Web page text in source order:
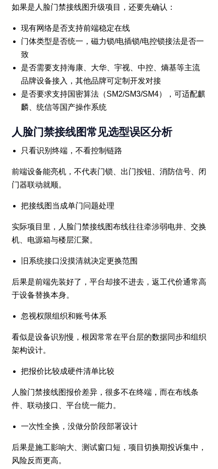
如果是人脸门禁接线图升级项目，还要先确认：
现有网络是否支持前端稳定在线
门体类型是否统一，磁力锁/电插锁/电控锁接法是否一
致
是否需要支持海康、大华、宇视、中控、熵基等主流
品牌设备接入，其他品牌可定制开发对接
是否要求支持国密算法（SM2/SM3/SM4），可适配麒
麟、统信等国产操作系统
人脸门禁接线图常见选型误区分析
只看识别终端，不看控制链路
前端设备能亮机，不代表门锁、出门按钮、消防信号、闭
门器联动就顺。
把接线图当成单门问题处理
实际项目里，人脸门禁接线图布线往往牵涉弱电井、交换
机、电源箱与楼层汇聚。
旧系统接口没摸清就决定更换范围
后果是前端先装好了，平台却接不进去，返工代价通常高
于设备替换本身。
忽视权限组织和账号体系
看似是设备识别慢，根因常常在平台层的数据同步和组织
架构设计。
把报价比较成硬件清单比较
人脸门禁接线图报价差异，很多不在终端，而在布线条
件、联动接口、平台统一能力。
一次性全换，没做分阶段部署设计
后果是施工影响大、测试窗口短，项目切换期投诉集中，
风险反而更高。